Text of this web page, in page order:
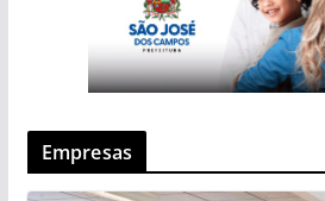
Empresas